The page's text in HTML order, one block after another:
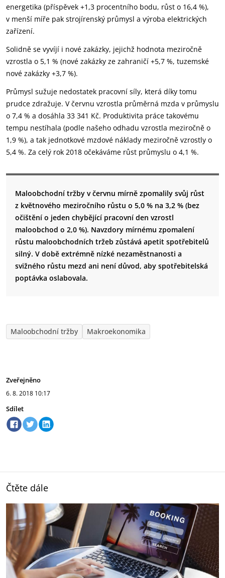
energetika (příspěvek +1,3 procentního bodu, růst o 16,4 %),
v menší míře pak strojírenský průmysl a výroba elektrických
zařízení.
Solidně se vyvíjí i nové zakázky, jejichž hodnota meziročně
vzrostla o 5,1 % (nové zakázky ze zahraničí +5,7 %, tuzemské
nové zakázky +3,7 %).
Průmysl sužuje nedostatek pracovní síly, která díky tomu
prudce zdražuje. V červnu vzrostla průměrná mzda v průmyslu
o 7,4 % a dosáhla 33 341 Kč. Produktivita práce takovému
tempu nestíhala (podle našeho odhadu vzrostla meziročně o
1,9 %), a tak jednotkové mzdové náklady meziročně vzrostly o
5,4 %. Za celý rok 2018 očekáváme růst průmyslu o 4,1 %.
Maloobchodní tržby včervnu mírně zpomalily svůj růst
z květnového meziročního růstu o 5,0 % na 3,2 % (bez
očištění o jeden chybějící pracovní den vzrostl
maloobchod o 2,0 %). Navzdory mírnému zpomalení
růstu maloobchodních tržeb zůstává apetit spotřebitelů
silný. V době extrémně nízké nezaměstnanosti a
svižného růstu mezd ani není důvod, aby spotřebitelská
poptávka oslabovala.
Maloobchodní tržby Makroekonomika
Zveřejněno
6. 8. 2018 10:17
Sdílet
Čtěte dále